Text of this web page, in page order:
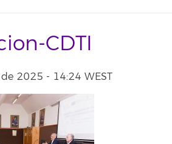
CDTI
2025 - 14:24 WEST